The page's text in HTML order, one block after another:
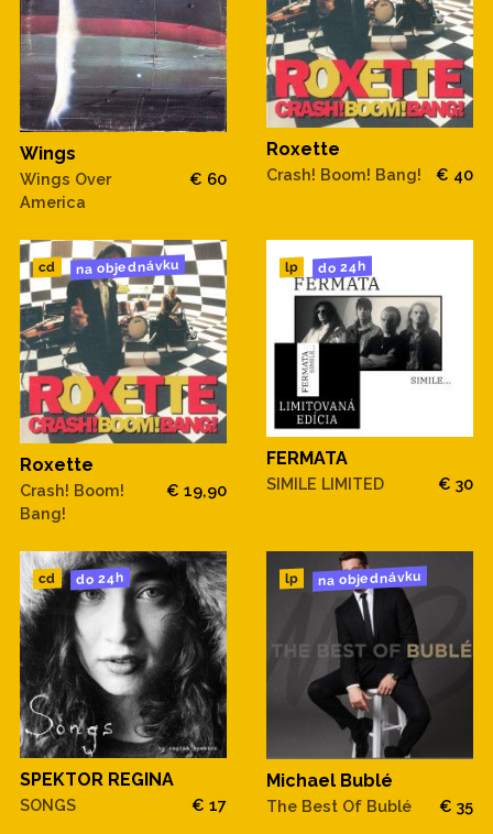
Wings
Wings Over
America
€ 60
Roxette
Crash! Boom! Bang! € 40
cd na objednávku
Roxette
Crash! Boom!
Bang!
€ 19,90
lp do 24h
FERMATA
SIMILE LIMITED € 30
cd do 24h
SPEKTOR REGINA
SONGS € 17
lp na objednávku
Michael Bublé
The Best Of Bublé € 35